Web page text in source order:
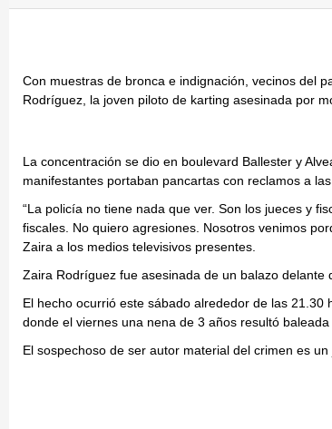
Con muestras de bronca e indignación, vecinos del
Rodríguez, la joven piloto de karting asesinada por
La concentración se dio en boulevard Ballester y
manifestantes portaban pancartas con reclamos a
“La policía no tiene nada que ver. Son los jueces y
fiscales. No quiero agresiones. Nosotros venimos
Zaira a los medios televisivos presentes.
Zaira Rodríguez fue asesinada de un balazo
El hecho ocurrió este sábado alrededor de las
donde el viernes una nena de 3 años resultó
El sospechoso de ser autor material del crimen es